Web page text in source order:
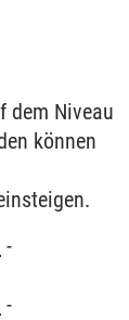
dem Niveau
können
-
-